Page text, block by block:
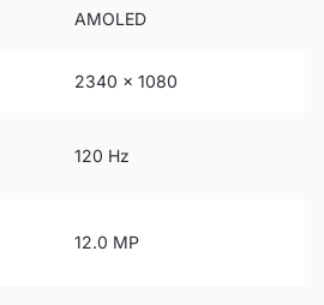
AMOLED
2340 x 1080
120 Hz
12.0 MP